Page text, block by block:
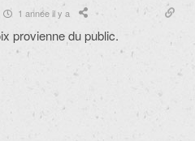
1 année il y a
provienne du public.